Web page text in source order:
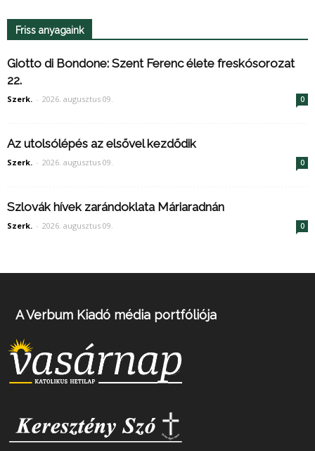
Friss anyagaink
Giotto di Bondone: Szent Ferenc élete freskósorozat
22.
Szerk. - 2026. augusztus 09. 0
Az utolsólépés az elsővel kezdődik
Szerk. - 2026. augusztus 09. 0
Szlovák hívek zarándoklata Máriaradnán
Szerk. - 2026. augusztus 09. 0
A Verbum Kiadó média portfóliója